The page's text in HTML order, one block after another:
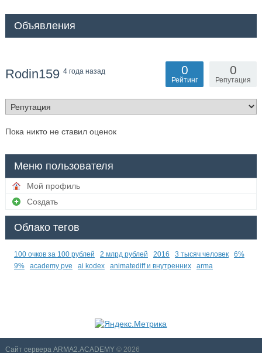
Объявления
Rodin159 4 года назад 0
Репутация
0
Рейтинг
Пока никто не ставил оценок
Меню пользователя
Мой профиль
Создать
Облако тегов
100 очков за 100 рублей 2 млрд рублей 2016 3 тысяч человек
6%
9%
academy pve ai kodex animatediff и внутренних arma
Сайт сервера ARMA2.ACADEMY© 2026